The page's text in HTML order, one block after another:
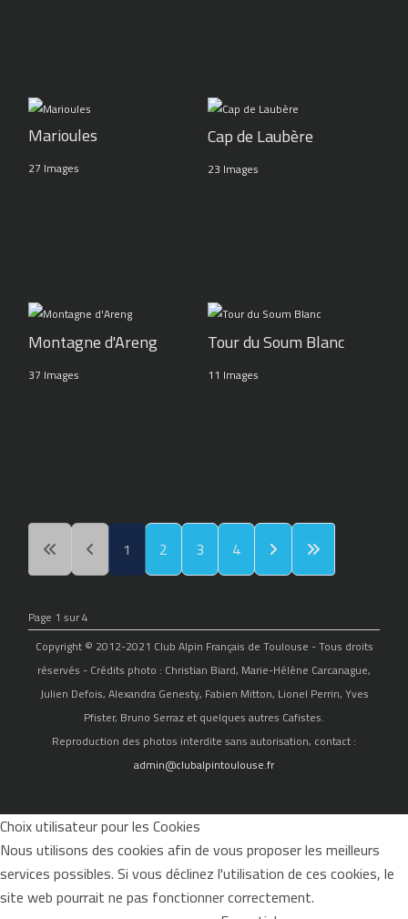
Marioules
27 Images
Cap de Laubère
23 Images
Montagne d'Areng
37 Images
Tour du Soum Blanc
11 Images
1 2 3 4
Page 1 sur 4
Copyright © 2012-2021 Club Alpin Français de Toulouse - Tous droits
réservés - Crédits photo : Christian Biard, Marie-Hélène Carcanague,
Julien Defois, Alexandra Genesty, Fabien Mitton, Lionel Perrin, Yves
Pfister, Bruno Serraz et quelques autres Cafistes.
Reproduction des photos interdite sans autorisation, contact :
admin@clubalpintoulouse.fr
Choix utilisateur pour les Cookies
Nous utilisons des cookies afin de vous proposer les meilleurs
services possibles. Si vous déclinez l'utilisation de ces cookies, le
site web pourrait ne pas fonctionner correctement.